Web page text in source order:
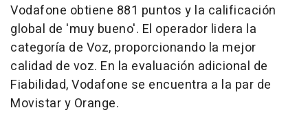
Vodafone obtiene 881 puntos y la calificación
global de 'muy bueno'. El operador lidera la
categoría de Voz, proporcionando la mejor
calidad de voz. En la evaluación adicional de
Fiabilidad, Vodafone se encuentra a la par de
Movistar y Orange.